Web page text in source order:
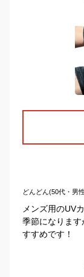
どんどん(50代・男
メンズ用のUV
季節になりま
すすめです！